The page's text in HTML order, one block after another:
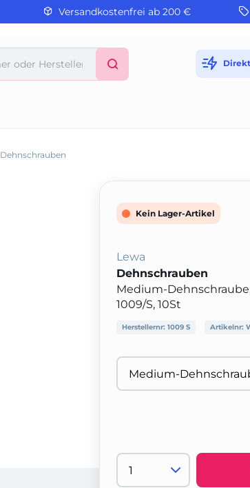
Versandkostenfrei ab 200 €
Dehnschrauben
Kein Lager-Artikel
Lewa
Dehnschrauben
Medium-
1009/S, 10St
Herstellernr: 1009 S Artikelnr: